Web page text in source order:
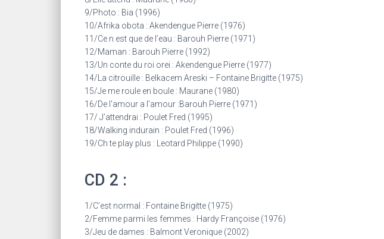
9/Photo : Bia (1996)
10/Afrika obota : Akendengue Pierre (1976)
11/Ce n est que de l’eau : Barouh Pierre (1971)
12/Maman : Barouh Pierre (1992)
13/Un conte du roi orei : Akendengue Pierre (1977)
14/La citrouille : Belkacem Areski – Fontaine Brigitte (1975)
15/Je me roule en boule : Maurane (1980)
16/De l’amour a l’amour :Barouh Pierre (1971)
17/ J’attendrai : Poulet Fred (1995)
18/Walking indurain : Poulet Fred (1996)
19/Ch te play plus : Leotard Philippe (1990)
CD 2 :
1/C’est normal : Fontaine Brigitte (1975)
2/Femme parmi les femmes : Hardy Françoise (1976)
3/Jeu de dames : Balmont Veronique (2002)